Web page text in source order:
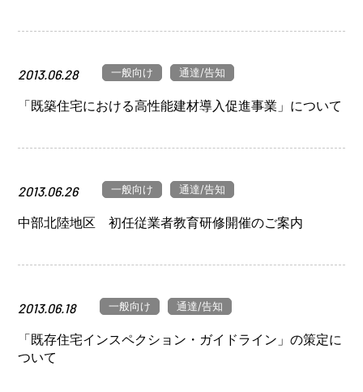
2013.06.28 一般向け 通達/告知
「既築住宅における高性能建材導入促進事業」について
2013.06.26 一般向け 通達/告知
中部北陸地区 初任従業者教育研修開催のご案内
2013.06.18 一般向け 通達/告知
「既存住宅インスペクション・ガイドライン」の策定に
ついて